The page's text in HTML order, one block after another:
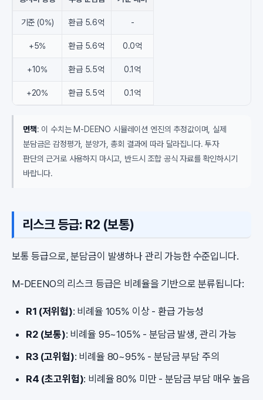
기준 (0%) 환급 5.6억 -
+5% 환급 5.6억 0.0억
+10% 환급 5.5억 0.1억
+20% 환급 5.5억 0.1억
면책: 이 수치는 M-DEENO 시뮬레이션 엔진의 추정값이며, 실제
분담금은 감정평가, 분양가, 총회 결과에 따라 달라집니다. 투자
판단의 근거로 사용하지 마시고, 반드시 조합 공식 자료를 확인하시기
바랍니다.
리스크 등급: R2 (보통)
보통 등급으로, 분담금이 발생하나 관리 가능한 수준입니다.
M-DEENO의 리스크 등급은 비례율을 기반으로 분류됩니다:
R1 (저위험): 비례율 105% 이상 - 환급 가능성
R2 (보통): 비례율 95~105% - 분담금 발생, 관리 가능
R3 (고위험): 비례율 80~95% - 분담금 부담 주의
R4 (초고위험): 비례율 80% 미만 - 분담금 부담 매우 높음